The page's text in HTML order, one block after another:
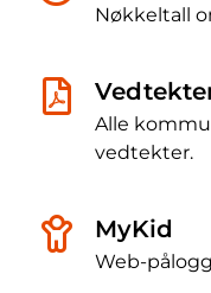
Nøkkeltall
Alle
vedtekter.
MyKid
Web-